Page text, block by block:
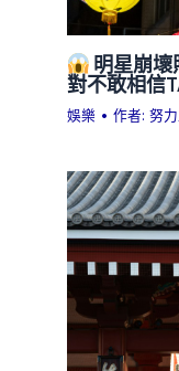
明星崩
對不敢相信
娛樂 • 作者:努